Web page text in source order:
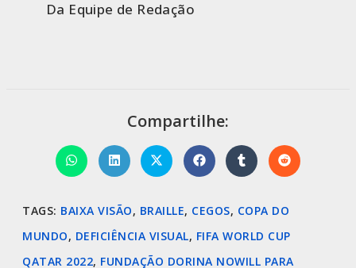
Da Equipe de Redação
Compartilhe:
TAGS: BAIXA VISÃO, BRAILLE, CEGOS, COPA DO
MUNDO, DEFICIÊNCIA VISUAL, FIFA WORLD CUP
QATAR 2022, FUNDAÇÃO DORINA NOWILL PARA